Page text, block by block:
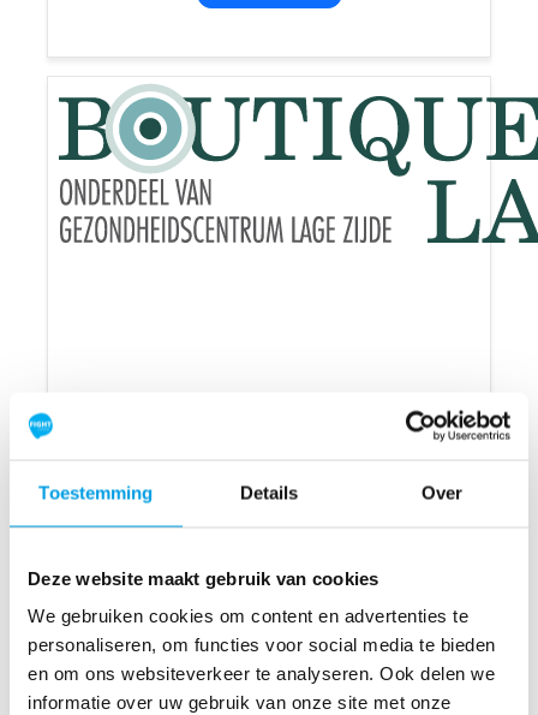
Toestemming Details Over
Deze website maakt gebruik van cookies
We gebruiken cookies om content en advertenties te
personaliseren, om functies voor social media te bieden
en om ons websiteverkeer te analyseren. Ook delen we
informatie over uw gebruik van onze site met onze
Boutique Fitness Lage Zijde
INFORMATIE